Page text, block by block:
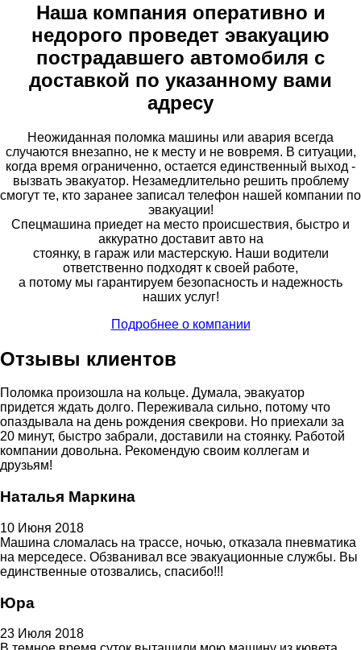
Наша компания оперативно и
недорого проведет эвакуацию
пострадавшего автомобиля с
доставкой по указанному вами
адресу
Неожиданная поломка машины или авария всегда
случаются внезапно, не к месту и не вовремя. В ситуации,
когда время ограниченно, остается единственный выход -
вызвать эвакуатор. Незамедлительно решить проблему
смогут те, кто заранее записал телефон нашей компании по
эвакуации!
Спецмашина приедет на место происшествия, быстро и
аккуратно доставит авто на
стоянку, в гараж или мастерскую. Наши водители
ответственно подходят к своей работе,
а потому мы гарантируем безопасность и надежность
наших услуг!
Подробнее о компании
Отзывы клиентов
Поломка произошла на кольце. Думала, эвакуатор
придется ждать долго. Переживала сильно, потому что
опаздывала на день рождения свекрови. Но приехали за
20 минут, быстро забрали, доставили на стоянку. Работой
компании довольна. Рекомендую своим коллегам и
друзьям!
Наталья Маркина
10 Июня 2018
Машина сломалась на трассе, ночью, отказала пневматика
на мерседесе. Обзванивал все эвакуационные службы. Вы
единственные отозвались, спасибо!!!
Юра
23 Июля 2018